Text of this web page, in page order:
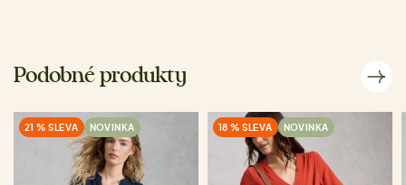
Podobné produkty
21 % SLEVA NOVINKA 18 % SLEVA NOVINKA